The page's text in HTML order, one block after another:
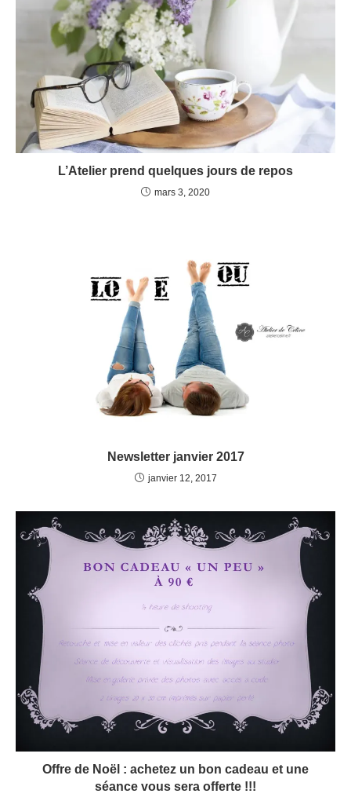
L’Atelier prend quelques jours de repos
mars 3, 2020
Newsletter janvier 2017
janvier 12, 2017
Offre de Noël : achetez un bon cadeau et une
séance vous sera offerte !!!